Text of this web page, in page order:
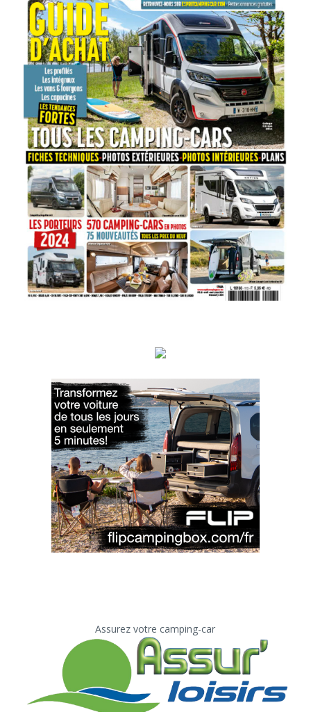
Assurez votre camping-car